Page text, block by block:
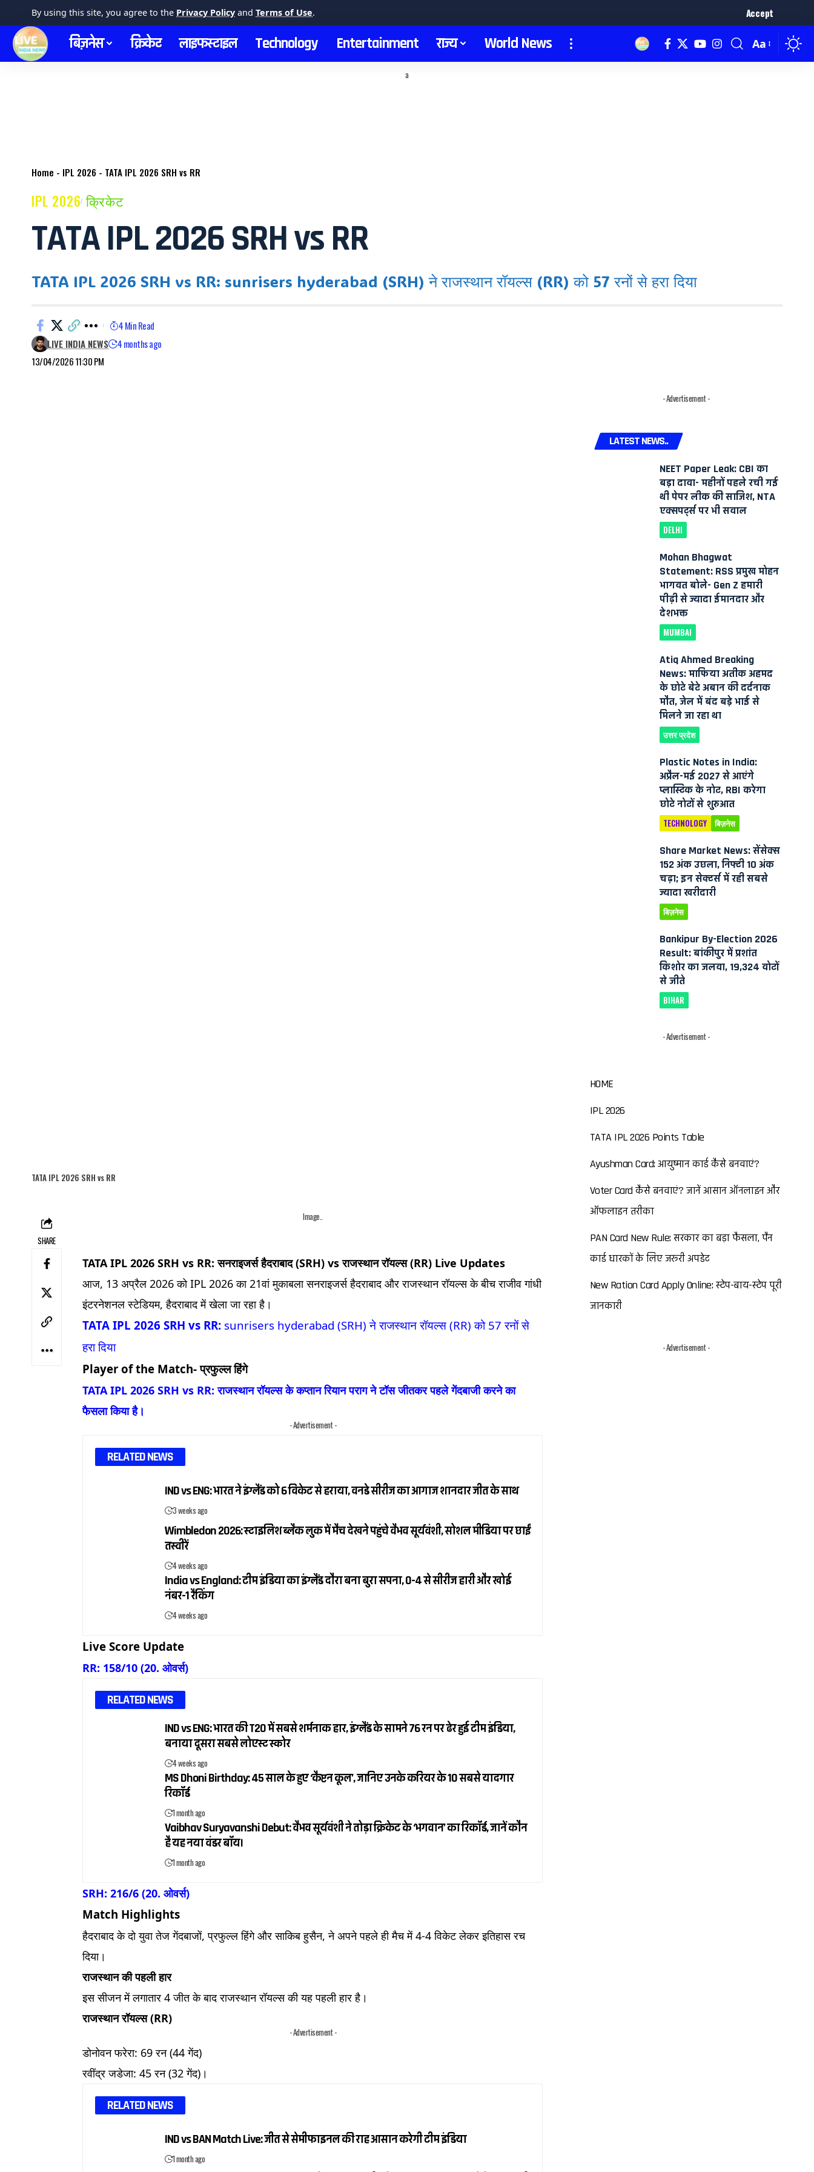
By using this site, you agree to the Privacy Policy and Terms of Use. Accept
बिज़नेस क्रिकेट लाइफस्टाइल Technology Entertainment राज्य World News Aa
a
Home - IPL 2026 - TATA IPL 2026 SRH vs RR
IPL 2026 क्रिकेट
TATA IPL 2026 SRH vs RR
TATA IPL 2026 SRH vs RR: sunrisers hyderabad (SRH) ने राजस्थान रॉयल्स (RR) को 57 रनों से हरा दिया
13/04/2026 11:30 PM
LIVE INDIA NEWS 4 months ago
4 Min Read
TATA IPL 2026 SRH vs RR
SHARE
Image..
TATA IPL 2026 SRH vs RR: सनराइजर्स हैदराबाद (SRH) vs राजस्थान रॉयल्स (RR) Live Updates
आज, 13 अप्रैल 2026 को IPL 2026 का 21वां मुकाबला सनराइजर्स हैदराबाद और राजस्थान रॉयल्स के बीच राजीव गांधी
इंटरनेशनल स्टेडियम, हैदराबाद में खेला जा रहा है।
TATA IPL 2026 SRH vs RR: sunrisers hyderabad (SRH) ने राजस्थान रॉयल्स (RR) को 57 रनों से
हरा दिया
Player of the Match- प्रफुल्ल हिंगे
TATA IPL 2026 SRH vs RR: राजस्थान रॉयल्स के कप्तान रियान पराग ने टॉस जीतकर पहले गेंदबाजी करने का
फैसला किया है।
- Advertisement -
RELATED NEWS
IND vs ENG: भारत ने इंग्लैंड को 6 विकेट से हराया, वनडे सीरीज का आगाज शानदार जीत के साथ
3 weeks ago
Wimbledon 2026: स्टाइलिश ब्लैक लुक में मैच देखने पहुंचे वैभव सूर्यवंशी, सोशल मीडिया पर छाईं
तस्वीरें
4 weeks ago
India vs England: टीम इंडिया का इंग्लैंड दौरा बना बुरा सपना, 0-4 से सीरीज हारी और खोई
नंबर-1 रैंकिंग
4 weeks ago
Live Score Update
RR: 158/10 (20. ओवर्स)
RELATED NEWS
IND vs ENG: भारत की T20 में सबसे शर्मनाक हार, इंग्लैंड के सामने 76 रन पर ढेर हुई टीम इंडिया,
बनाया दूसरा सबसे लोएस्ट स्कोर
4 weeks ago
MS Dhoni Birthday: 45 साल के हुए ‘कैप्टन कूल’, जानिए उनके करियर के 10 सबसे यादगार
रिकॉर्ड
1 month ago
Vaibhav Suryavanshi Debut: वैभव सूर्यवंशी ने तोड़ा क्रिकेट के ‘भगवान’ का रिकॉर्ड, जानें कौन
है यह नया वंडर बॉय।
1 month ago
SRH: 216/6 (20. ओवर्स)
Match Highlights
हैदराबाद के दो युवा तेज गेंदबाजों, प्रफुल्ल हिंगे और साकिब हुसैन, ने अपने पहले ही मैच में 4-4 विकेट लेकर इतिहास रच
दिया।
राजस्थान की पहली हार
इस सीजन में लगातार 4 जीत के बाद राजस्थान रॉयल्स की यह पहली हार है।
राजस्थान रॉयल्स (RR)
- Advertisement -
डोनोवन फरेरा: 69 रन (44 गेंद)
रवींद्र जडेजा: 45 रन (32 गेंद)।
RELATED NEWS
IND vs BAN Match Live: जीत से सेमीफाइनल की राह आसान करेगी टीम इंडिया
1 month ago
- Advertisement -
LATEST NEWS..
NEET Paper Leak: CBI का
बड़ा दावा- महीनों पहले रची गई
थी पेपर लीक की साजिश, NTA
एक्सपर्ट्स पर भी सवाल
DELHI
Mohan Bhagwat
Statement: RSS प्रमुख मोहन
भागवत बोले- Gen Z हमारी
पीढ़ी से ज्यादा ईमानदार और
देशभक्त
MUMBAI
Atiq Ahmed Breaking
News: माफिया अतीक अहमद
के छोटे बेटे अबान की दर्दनाक
मौत, जेल में बंद बड़े भाई से
मिलने जा रहा था
उत्तर प्रदेश
Plastic Notes in India:
अप्रैल-मई 2027 से आएंगे
प्लास्टिक के नोट, RBI करेगा
छोटे नोटों से शुरुआत
TECHNOLOGY बिज़नेस
Share Market News: सेंसेक्स
152 अंक उछला, निफ्टी 10 अंक
चढ़ा; इन सेक्टर्स में रही सबसे
ज्यादा खरीदारी
बिज़नेस
Bankipur By-Election 2026
Result: बांकीपुर में प्रशांत
किशोर का जलवा, 19,324 वोटों
से जीते
BIHAR
- Advertisement -
HOME
IPL 2026
TATA IPL 2026 Points Table
Ayushman Card: आयुष्मान कार्ड कैसे बनवाएं?
Voter Card कैसे बनवाएं? जानें आसान ऑनलाइन और
ऑफलाइन तरीका
PAN Card New Rule: सरकार का बड़ा फैसला, पैन
कार्ड धारकों के लिए जरूरी अपडेट
New Ration Card Apply Online: स्टेप-बाय-स्टेप पूरी
जानकारी
- Advertisement -